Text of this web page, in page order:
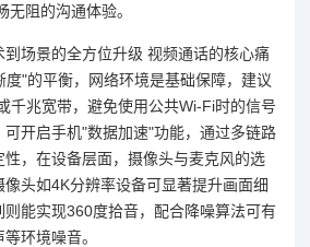
阻的沟通体验。
场景的全方位升级 视频通话的核心痛
度"的平衡，网络环境是基础保障，建议
千兆宽带，避免使用公共Wi-Fi时的信号
开启手机"数据加速"功能，通过多链路
，在设备层面，摄像头与麦克风的选
头如4K分辨率设备可显著提升画面细
能实现360度拾音，配合降噪算法可有
环境噪音。